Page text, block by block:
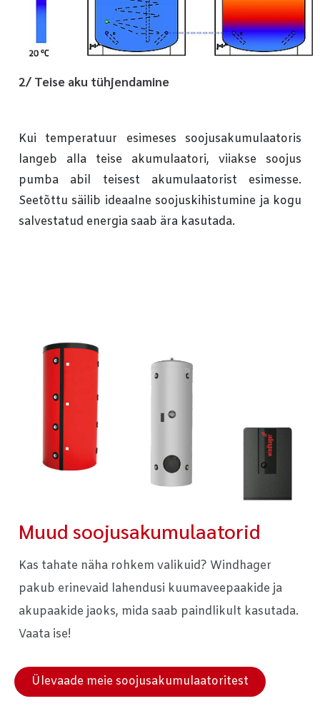
2/ Teise aku tühjendamine
Kui temperatuur esimeses soojusakumulaatoris
langeb alla teise akumulaatori, viiakse soojus
pumba abil teisest akumulaatorist esimesse.
Seetõttu säilib ideaalne soojuskihistumine ja kogu
salvestatud energia saab ära kasutada.
Muud soojusakumulaatorid
Kas tahate näha rohkem valikuid? Windhager
pakub erinevaid lahendusi kuumaveepaakide ja
akupaakide jaoks, mida saab paindlikult kasutada.
Vaata ise!
Ülevaade meie soojusakumulaatoritest